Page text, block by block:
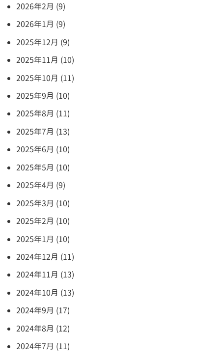
2026年2月 (9)
2026年1月 (9)
2025年12月 (9)
2025年11月 (10)
2025年10月 (11)
2025年9月 (10)
2025年8月 (11)
2025年7月 (13)
2025年6月 (10)
2025年5月 (10)
2025年4月 (9)
2025年3月 (10)
2025年2月 (10)
2025年1月 (10)
2024年12月 (11)
2024年11月 (13)
2024年10月 (13)
2024年9月 (17)
2024年8月 (12)
2024年7月 (11)